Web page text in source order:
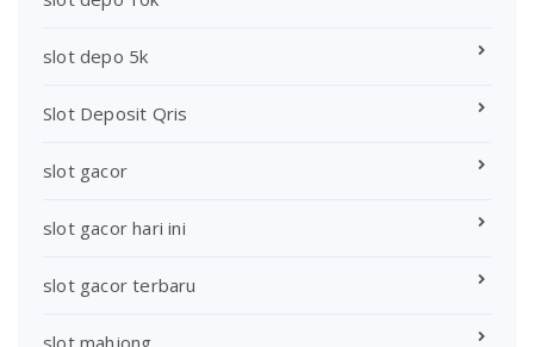
slot depo 5k
Slot Deposit Qris
slot gacor
slot gacor hari ini
slot gacor terbaru